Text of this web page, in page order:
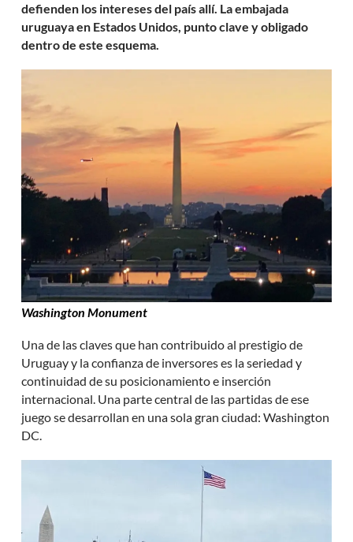
defienden los intereses del país allí. La embajada
uruguaya en Estados Unidos, punto clave y obligado
dentro de este esquema.
Washington Monument
Una de las claves que han contribuido al prestigio de
Uruguay y la confianza de inversores es la seriedad y
continuidad de su posicionamiento e inserción
internacional. Una parte central de las partidas de ese
juego se desarrollan en una sola gran ciudad: Washington
DC.